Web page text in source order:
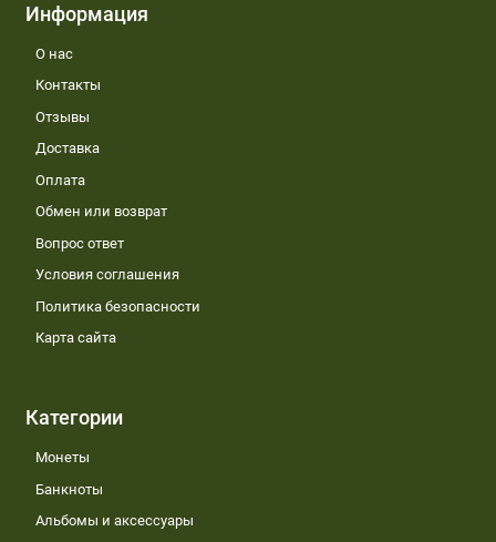
Информация
О нас
Контакты
Отзывы
Доставка
Оплата
Обмен или возврат
Вопрос ответ
Условия соглашения
Политика безопасности
Карта сайта
Категории
Монеты
Банкноты
Альбомы и аксессуары